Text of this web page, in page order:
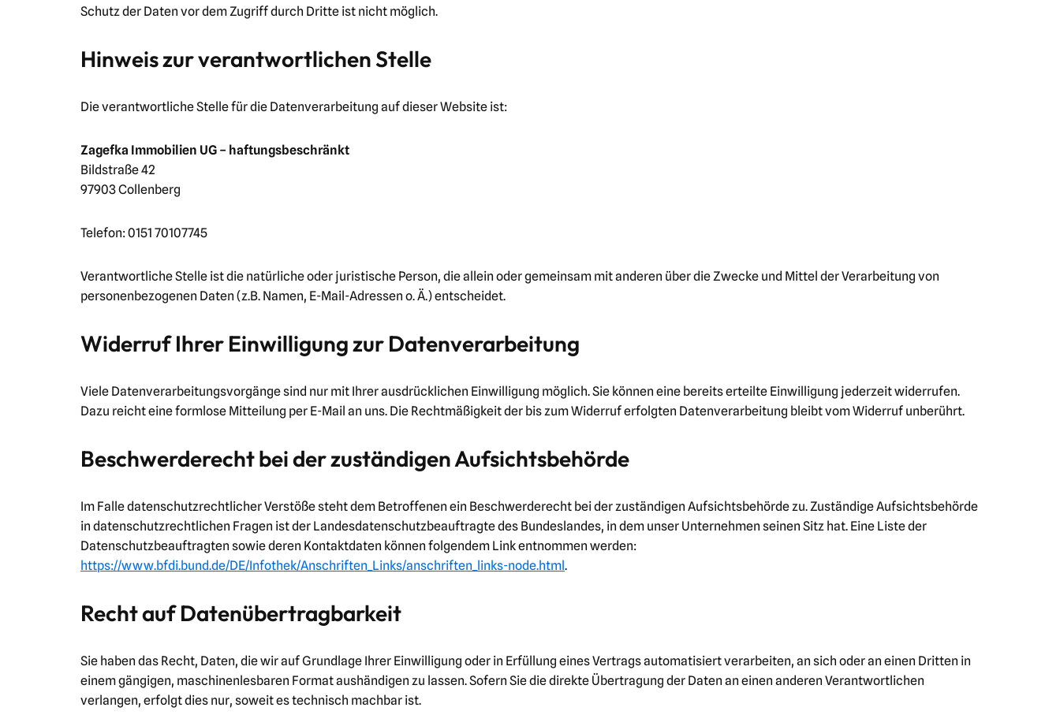
Schutz der Daten vor dem Zugriff durch Dritte ist nicht möglich.
Hinweis zur verantwortlichen Stelle
Die verantwortliche Stelle für die Datenverarbeitung auf dieser Website ist:
Zagefka Immobilien UG – haftungsbeschränkt
Bildstraße 42
97903 Collenberg
Telefon: 0151 70107745
Verantwortliche Stelle ist die natürliche oder juristische Person, die allein oder gemeinsam mit anderen über die Zwecke und Mittel der Verarbeitung von
personenbezogenen Daten (z.B. Namen, E-Mail-Adressen o. Ä.) entscheidet.
Widerruf Ihrer Einwilligung zur Datenverarbeitung
Viele Datenverarbeitungsvorgänge sind nur mit Ihrer ausdrücklichen Einwilligung möglich. Sie können eine bereits erteilte Einwilligung jederzeit widerrufen.
Dazu reicht eine formlose Mitteilung per E-Mail an uns. Die Rechtmäßigkeit der bis zum Widerruf erfolgten Datenverarbeitung bleibt vom Widerruf unberührt.
Beschwerderecht bei der zuständigen Aufsichtsbehörde
Im Falle datenschutzrechtlicher Verstöße steht dem Betroffenen ein Beschwerderecht bei der zuständigen Aufsichtsbehörde zu. Zuständige Aufsichtsbehörde
in datenschutzrechtlichen Fragen ist der Landesdatenschutzbeauftragte des Bundeslandes, in dem unser Unternehmen seinen Sitz hat. Eine Liste der
Datenschutzbeauftragten sowie deren Kontaktdaten können folgendem Link entnommen werden:
https://www.bfdi.bund.de/DE/Infothek/Anschriften_Links/anschriften_links-node.html.
Recht auf Datenübertragbarkeit
Sie haben das Recht, Daten, die wir auf Grundlage Ihrer Einwilligung oder in Erfüllung eines Vertrags automatisiert verarbeiten, an sich oder an einen Dritten in
einem gängigen, maschinenlesbaren Format aushändigen zu lassen. Sofern Sie die direkte Übertragung der Daten an einen anderen Verantwortlichen
verlangen, erfolgt dies nur, soweit es technisch machbar ist.